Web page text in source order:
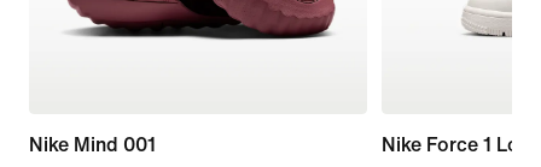
Nike Mind 001
Nike Force 1 Low